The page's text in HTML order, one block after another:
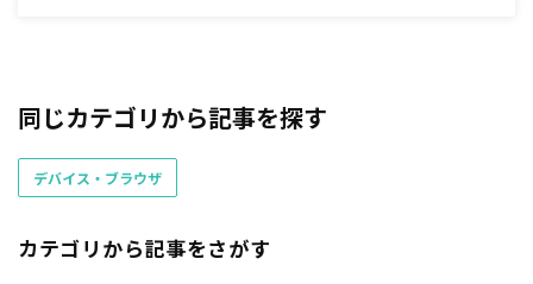
同じカテゴリから記事を探す
デバイス・ブラウザ
カテゴリから記事をさがす